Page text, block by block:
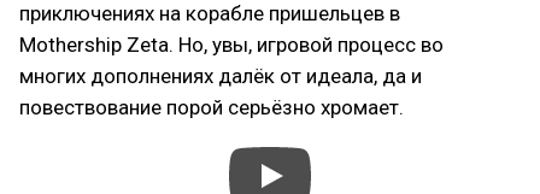
приключениях на корабле пришельцев в
Mothership Zeta. Но, увы, игровой процесс во
многих дополнениях далёк от идеала, да и
повествование порой серьёзно хромает.